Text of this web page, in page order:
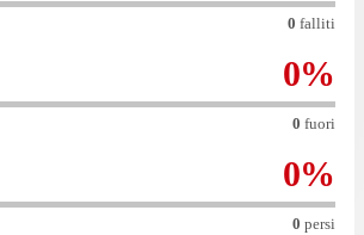
0 falliti
0%
0 fuori
0%
0 persi